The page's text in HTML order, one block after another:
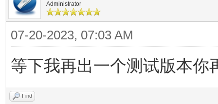
Administrator
07-20-2023, 07:03 AM
等下我再出一个测试版本你
Find